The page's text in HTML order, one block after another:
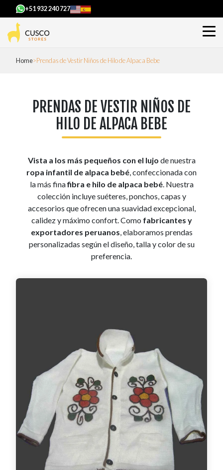
+51 932 240 727
Home Prendas de Vestir Niños de Hilo de Alpaca Bebe
PRENDAS DE VESTIR NIÑOS DE
HILO DE ALPACA BEBE
Vista a los más pequeños con el lujo de nuestra
ropa infantil de alpaca bebé, confeccionada con
la más finafibra e hilo de alpaca bebé. Nuestra
colección incluye suéteres, ponchos, capas y
accesorios que ofrecen una suavidad excepcional,
calidez y máximo confort. Como fabricantes y
exportadores peruanos, elaboramos prendas
personalizadas según el diseño, talla y color de su
preferencia.